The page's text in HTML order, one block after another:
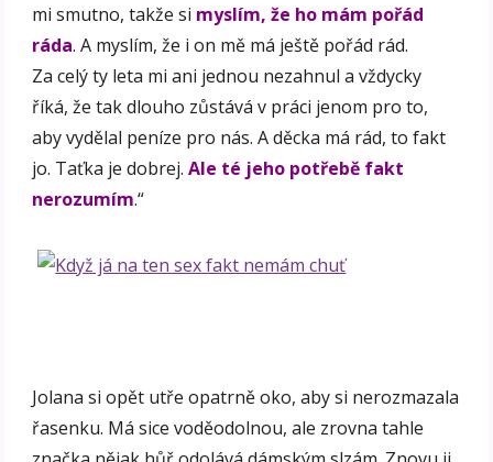
mi smutno, takže si myslím, že ho mám pořád
ráda. A myslím, že i on mě má ještě pořád rád.
Za celý ty leta mi ani jednou nezahnul a vždycky
říká, že tak dlouho zůstává v práci jenom pro to,
aby vydělal peníze pro nás. A děcka má rád, to fakt
jo. Taťka je dobrej.Ale té jeho potřebě fakt
nerozumím.“
Jolana si opět utře opatrně oko, aby si nerozmazala
řasenku. Má sice voděodolnou, ale zrovna tahle